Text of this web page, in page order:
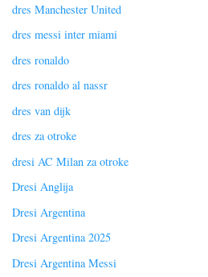
dres Manchester United
dres messi inter miami
dres ronaldo
dres ronaldo al nassr
dres van dijk
dres za otroke
dresi AC Milan za otroke
Dresi Anglija
Dresi Argentina
Dresi Argentina 2025
Dresi Argentina Messi